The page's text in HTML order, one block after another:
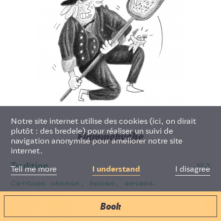
Notre site internet utilise des cookies (ici, on dirait
plutôt : des bredele) pour réaliser un suivi de
navigation anonymisé pour améliorer notre site
internet.
Tell me more I understand I disagree
Book
Français English Deutsch
Flammekuche
Tradition 10.3
Cottage cheese, bacon, onions.